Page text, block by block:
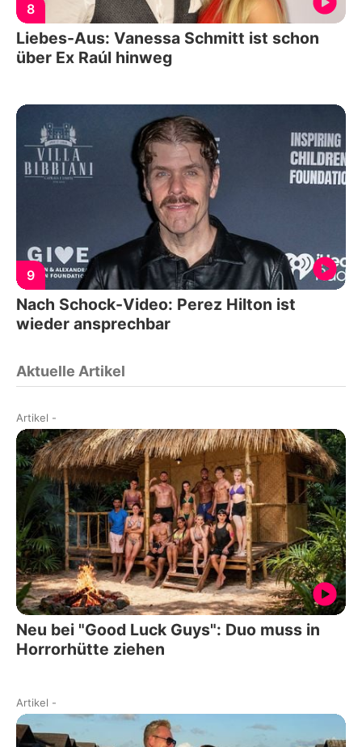
8
Liebes-Aus: Vanessa Schmitt ist schon
über Ex Raúl hinweg
9
Nach Schock-Video: Perez Hilton ist
wieder ansprechbar
Aktuelle Artikel
Artikel -
Neu bei "Good Luck Guys": Duo muss in
Horrorhütte ziehen
Artikel -